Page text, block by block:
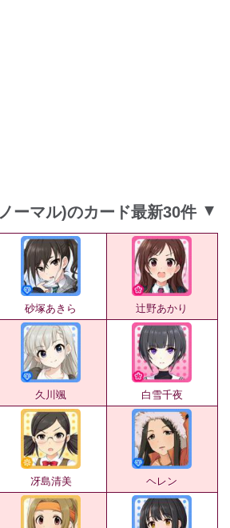
ーマル)のカード最新30件 ▲
砂塚あきら 辻野あかり
久川颯 白雪千夜
冴島清美 ヘレン